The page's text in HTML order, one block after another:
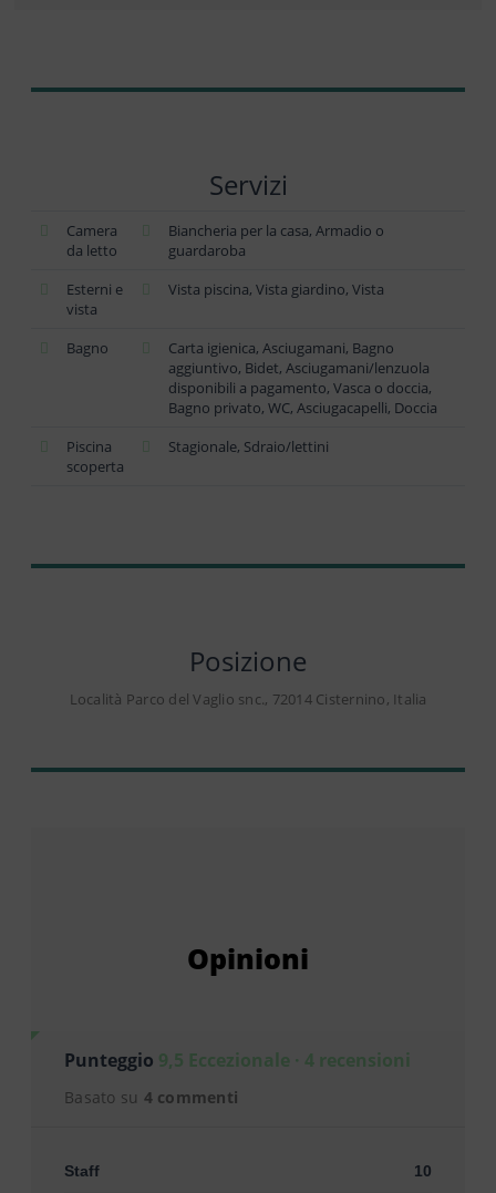
Servizi
Camera
da letto
Biancheria per la casa, Armadio o
guardaroba
Esterni e
vista
Vista piscina, Vista giardino, Vista
Bagno
Carta igienica, Asciugamani, Bagno
aggiuntivo, Bidet, Asciugamani/lenzuola
disponibili a pagamento, Vasca o doccia,
Bagno privato, WC, Asciugacapelli, Doccia
Piscina
scoperta
Stagionale, Sdraio/lettini
Posizione
Località Parco del Vaglio snc., 72014 Cisternino, Italia
Opinioni
Punteggio 9,5 Eccezionale · 4 recensioni
Basato su 4 commenti
Staff 10